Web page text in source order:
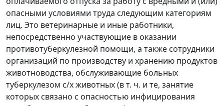
опасными условиями труда следующим категориям
лиц. Это ветеринарные и иные работники,
непосредственно участвующие в оказании
противотуберкулезной помощи, а также сотрудники
организаций по производству и хранению продуктов
животноводства, обслуживающие больных
туберкулезом с/х животных (в т. ч. и те, занятие
которых связано с опасностью инфицирования